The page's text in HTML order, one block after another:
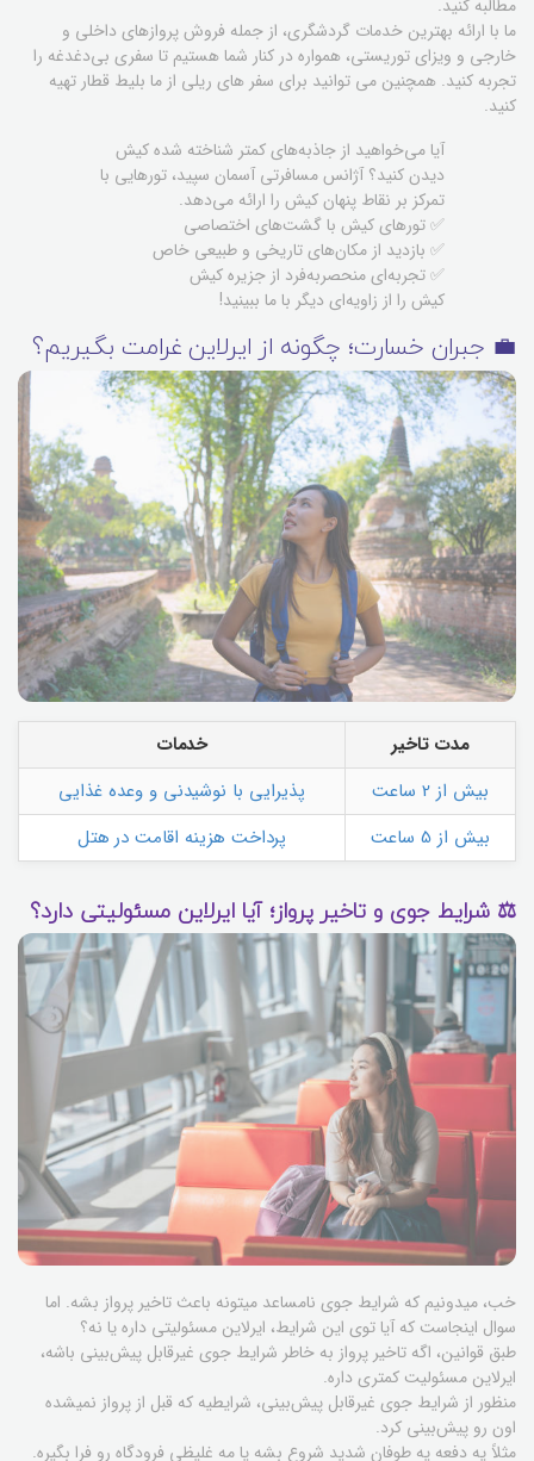
مطالبه کنید.
ما با ارائه بهترین خدمات گردشگری، از جمله فروش پروازهای داخلی و
خارجی و ویزای توریستی، همواره در کنار شما هستیم تا سفری بی‌دغدغه را
تجربه کنید. همچنین می توانید برای سفر های ریلی از ما بلیط قطار تهیه
کنید.
آیا می‌خواهید از جاذبه‌های کمتر شناخته شده کیش
دیدن کنید؟ آژانس مسافرتی آسمان سپید، تورهایی با
تمرکز بر نقاط پنهان کیش را ارائه می‌دهد.
✅ تورهای کیش با گشت‌های اختصاصی
✅ بازدید از مکان‌های تاریخی و طبیعی خاص
✅ تجربه‌ای منحصربه‌فرد از جزیره کیش
کیش را از زاویه‌ای دیگر با ما ببینید!
💼 جبران خسارت؛ چگونه از ایرلاین غرامت بگیریم؟
مدت تاخیر
خدمات
بیش از 2 ساعت
پذیرایی با نوشیدنی و وعده غذایی
بیش از 5 ساعت
پرداخت هزینه اقامت در هتل
⚖️ شرایط جوی و تاخیر پرواز؛ آیا ایرلاین مسئولیتی دارد؟
خب، میدونیم که شرایط جوی نامساعد میتونه باعث تاخیر پرواز بشه. اما
سوال اینجاست که آیا توی این شرایط، ایرلاین مسئولیتی داره یا نه؟
طبق قوانین، اگه تاخیر پرواز به خاطر شرایط جوی غیرقابل پیش‌بینی باشه،
ایرلاین مسئولیت کمتری داره.
منظور از شرایط جوی غیرقابل پیش‌بینی، شرایطیه که قبل از پرواز نمیشده
اون رو پیش‌بینی کرد.
مثلاً یه دفعه یه طوفان شدید شروع بشه یا مه غلیظی فرودگاه رو فرا بگیره.